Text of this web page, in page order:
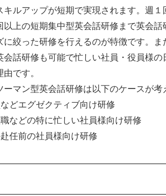
キルアップが短期で実現されます。週
以上の短期集中型英会話研修まで英会
に絞った研修を行えるのが特徴です。
会話研修も可能で忙しい社員・役員様
です。
ーマン型英会話研修は以下のケースが考
どエグゼクティブ向け研修
などの特に忙しい社員様向け研修
任前の社員様向け研修